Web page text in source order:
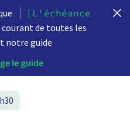
[L'échéance
courant de toutes les
notre guide
le guide